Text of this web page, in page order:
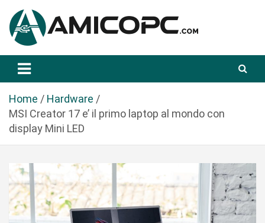
a
Amicopc.com
Home
Hardware
MSI Creator 17 e’ il primo laptop al mondo con
display Mini LED